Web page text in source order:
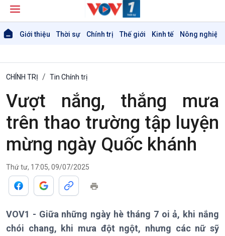
Giới thiệu Thời sự Chính trị Thế giới Kinh tế Nông nghiệp
CHÍNH TRỊ Tin Chính trị
Vượt nắng, thắng mưa
trên thao trường tập luyện
mừng ngày Quốc khánh
Thứ tư, 17:05, 09/07/2025
VOV1 - Giữa những ngày hè tháng 7 oi ả, khi nắng
chói chang, khi mưa đột ngột, nhưng các nữ sỹ